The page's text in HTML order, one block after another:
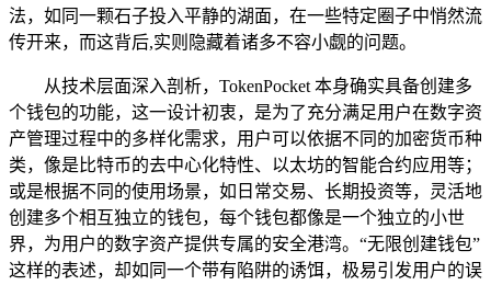
法，如同一颗石子投入平静的湖面，在一些特定圈子中悄然流
传开来，而这背后,实则隐藏着诸多不容小觑的问题。
从技术层面深入剖析，TokenPocket 本身确实具备创建多
个钱包的功能，这一设计初衷，是为了充分满足用户在数字资
产管理过程中的多样化需求，用户可以依据不同的加密货币种
类，像是比特币的去中心化特性、以太坊的智能合约应用等；
或是根据不同的使用场景，如日常交易、长期投资等，灵活地
创建多个相互独立的钱包，每个钱包都像是一个独立的小世
界，为用户的数字资产提供专属的安全港湾。“无限创建钱包”
这样的表述，却如同一个带有陷阱的诱饵，极易引发用户的误